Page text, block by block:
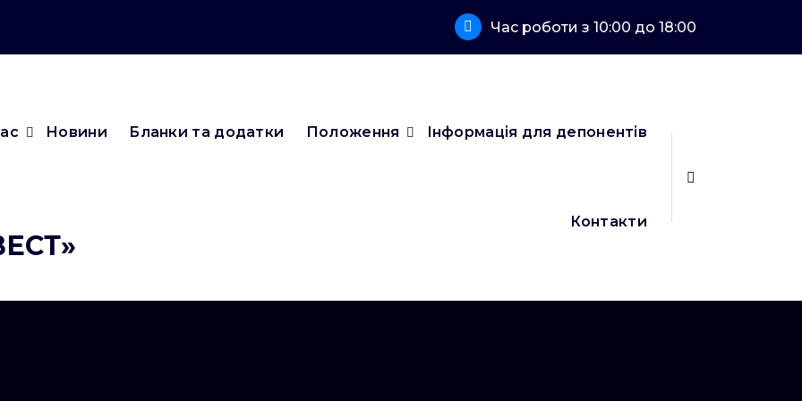
Час роботи з 10:00 до 18:00
Новини Бланки та додатки Положення Інформація для депонентів
Контакти